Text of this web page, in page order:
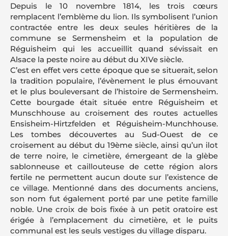
Depuis le 10 novembre 1814, les trois cœurs
remplacent l’emblème du lion. Ils symbolisent l’union
contractée entre les deux seules héritières de la
commune se Sermensheim et la population de
Réguisheim qui les accueillit quand sévissait en
Alsace la peste noire au début du XIVe siècle.
C’est en effet vers cette époque que se situerait, selon
la tradition populaire, l’évènement le plus émouvant
et le plus bouleversant de l’histoire de Sermensheim.
Cette bourgade était située entre Réguisheim et
Munschhouse au croisement des routes actuelles
Ensisheim-Hirtzfelden et Réguisheim-Munchhouse.
Les tombes découvertes au Sud-Ouest de ce
croisement au début du 19ème siècle, ainsi qu’un ilot
de terre noire, le cimetière, émergeant de la glèbe
sablonneuse et caillouteuse de cette région alors
fertile ne permettent aucun doute sur l’existence de
ce village. Mentionné dans des documents anciens,
son nom fut également porté par une petite famille
noble. Une croix de bois fixée à un petit oratoire est
érigée à l’emplacement du cimetière, et le puits
communal est les seuls vestiges du village disparu.